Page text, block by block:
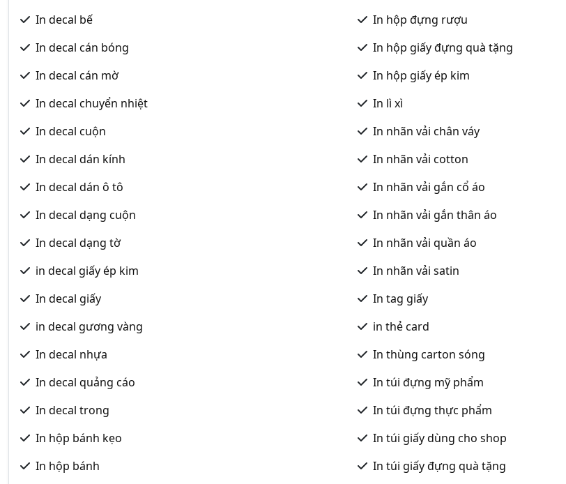
In decal bế
In decal cán bóng
In decal cán mờ
In decal chuyển nhiệt
In decal cuộn
In decal dán kính
In decal dán ô tô
In decal dạng cuộn
In decal dạng tờ
in decal giấy ép kim
In decal giấy
in decal gương vàng
In decal nhựa
In decal quảng cáo
In decal trong
In hộp bánh kẹo
In hộp bánh
In hộp đựng rượu
In hộp giấy đựng quà tặng
In hộp giấy ép kim
In lì xì
In nhãn vải chân váy
In nhãn vải cotton
In nhãn vải gắn cổ áo
In nhãn vải gắn thân áo
In nhãn vải quần áo
In nhãn vải satin
In tag giấy
in thẻ card
In thùng carton sóng
In túi đựng mỹ phẩm
In túi đựng thực phẩm
In túi giấy dùng cho shop
In túi giấy đựng quà tặng